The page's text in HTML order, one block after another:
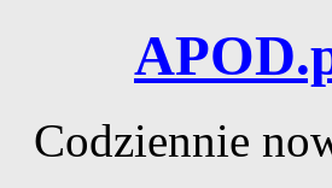
Codziennie